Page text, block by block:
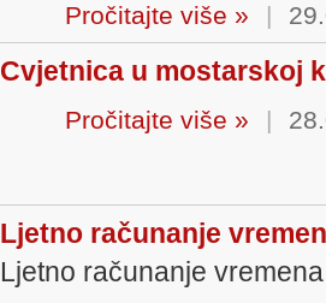
Pročitajte više » |
Cvjetnica u mostarskoj
Pročitajte više » |
Ljetno računanje
Ljetno računanje vremena